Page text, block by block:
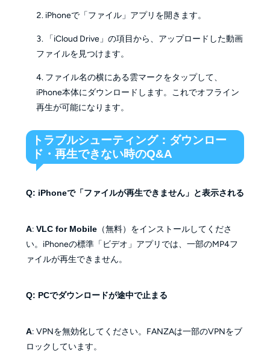
iPhoneで「ファイル」アプリを開きます。
「iCloud Drive」の項目から、アップロードした動画
ファイルを見つけます。
ファイル名の横にある雲マークをタップして、
iPhone本体にダウンロードします。これでオフライン
再生が可能になります。
トラブルシューティング：ダウンロー
ド・再生できない時のQ&A
Q: iPhoneで「ファイルが再生できません」と表示される
A: VLC for Mobile（無料）をインストールしてくださ
い。iPhoneの標準「ビデオ」アプリでは、一部のMP4フ
ァイルが再生できません。
Q: PCでダウンロードが途中で止まる
A: VPNを無効化してください。FANZAは一部のVPNをブ
ロックしています。